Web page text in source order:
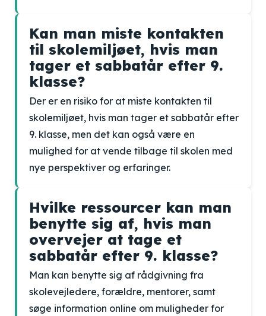
Kan man miste kontakten
til skolemiljøet, hvis man
tager et sabbatår efter 9.
klasse?
Der er en risiko for at miste kontakten til
skolemiljøet, hvis man tager et sabbatår efter
9. klasse, men det kan også være en
mulighed for at vende tilbage til skolen med
nye perspektiver og erfaringer.
Hvilke ressourcer kan man
benytte sig af, hvis man
overvejer at tage et
sabbatår efter 9. klasse?
Man kan benytte sig af rådgivning fra
skolevejledere, forældre, mentorer, samt
søge information online om muligheder for